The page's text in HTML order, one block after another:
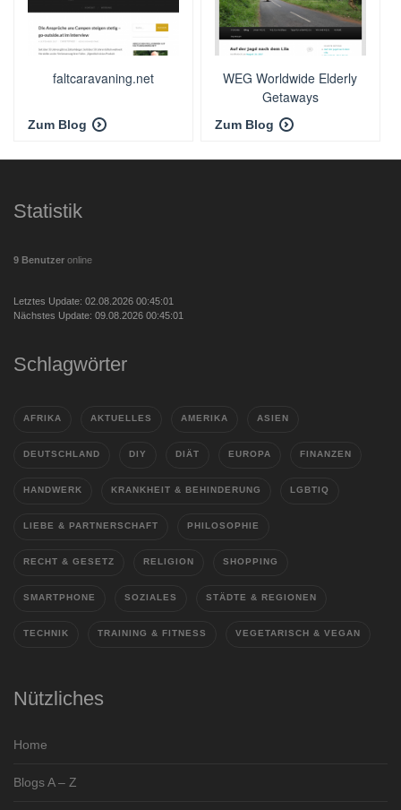
faltcaravaning.net
Zum Blog
WEG Worldwide Elderly
Getaways
Zum Blog
Statistik
9 Benutzer online
Letztes Update: 02.08.2026 00:45:01
Nächstes Update: 09.08.2026 00:45:01
Schlagwörter
AFRIKA AKTUELLES AMERIKA ASIEN
DEUTSCHLAND DIY DIÄT EUROPA FINANZEN
HANDWERK KRANKHEIT & BEHINDERUNG LGBTIQ
LIEBE & PARTNERSCHAFT PHILOSOPHIE
RECHT & GESETZ RELIGION SHOPPING
SMARTPHONE SOZIALES STÄDTE & REGIONEN
TECHNIK TRAINING & FITNESS VEGETARISCH & VEGAN
Nützliches
Home
Blogs A – Z